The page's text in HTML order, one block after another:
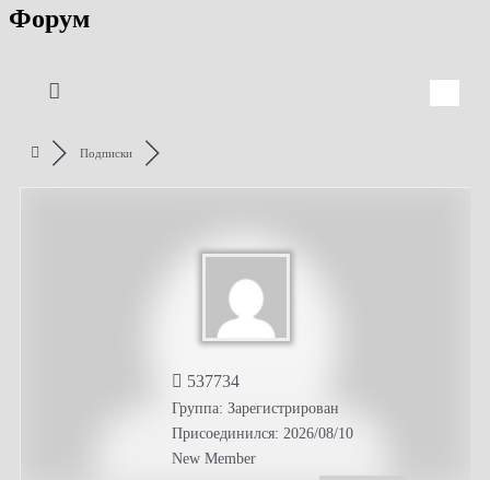
Форум
Подписки
537734
Группа: Зарегистрирован
Присоединился: 2026/08/10
New Member